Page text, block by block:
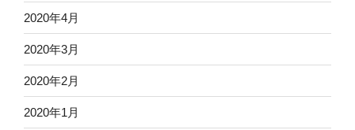
2020年4月
2020年3月
2020年2月
2020年1月